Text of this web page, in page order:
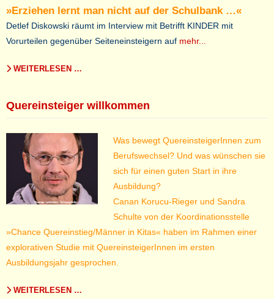
»Erziehen lernt man nicht auf der Schulbank …«
Detlef Diskowski räumt im Interview mit Betrifft KINDER mit
Vorurteilen gegenüber Seiteneinsteigern auf mehr...
WEITERLESEN …
Quereinsteiger willkommen
Was bewegt QuereinsteigerInnen zum
Berufswechsel? Und was wünschen sie
sich für einen guten Start in ihre
Ausbildung?
Canan Korucu-Rieger und Sandra
Schulte von der Koordinationsstelle
»Chance Quereinstieg/Männer in Kitas« haben im Rahmen einer
explorativen Studie mit QuereinsteigerInnen im ersten
Ausbildungsjahr gesprochen.
WEITERLESEN …